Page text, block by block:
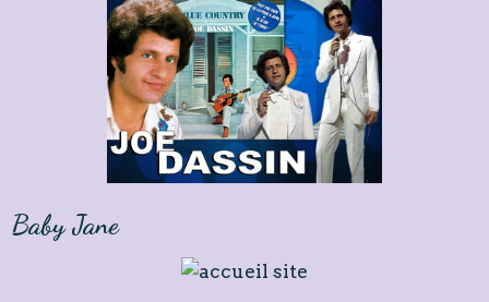
Baby Jane